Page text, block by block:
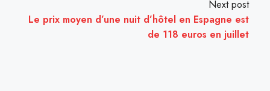
Next post
Le prix moyen d’une nuit d’hôtel en Espagne est
de 118 euros en juillet